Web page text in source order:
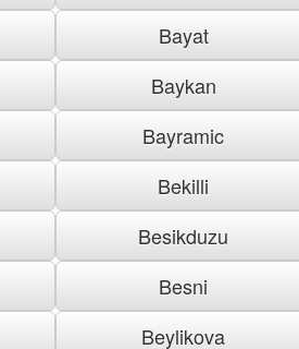
Bayat
Baykan
Bayramic
Bekilli
Besikduzu
Besni
Beylikova